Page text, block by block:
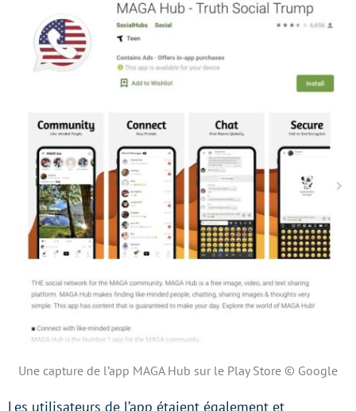
Une capture de l’app MAGA Hub sur le Play Store © Google
Les utilisateurs de l’app étaient également et